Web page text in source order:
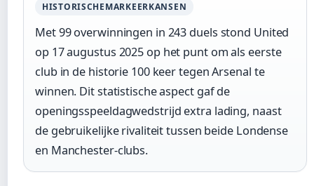
HISTORISCHEMARKEERKANSEN
Met 99 overwinningen in 243 duels stond United
op 17 augustus 2025 op het punt om als eerste
club in de historie 100 keer tegen Arsenal te
winnen. Dit statistische aspect gaf de
openingsspeeldagwedstrijd extra lading, naast
de gebruikelijke rivaliteit tussen beide Londense
en Manchester-clubs.